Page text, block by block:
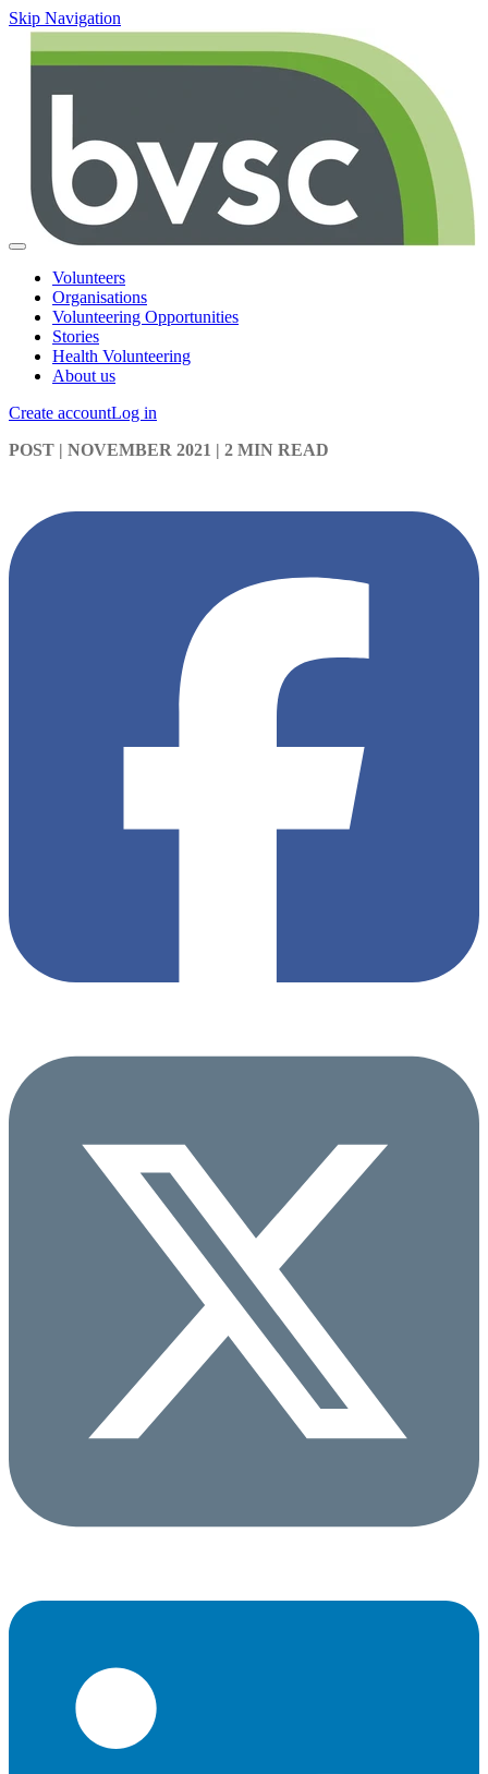
Skip Navigation
Volunteers
Organisations
Volunteering Opportunities
Stories
Health Volunteering
About us
Create accountLog in
POST | NOVEMBER 2021 | 2 MIN READ